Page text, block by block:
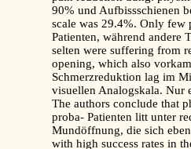
90% und Aufbissschienen
scale was 29.4%. Only few
Patienten, während andere
selten were suffering from
opening, which also
Schmerzreduktion lag im
visuellen Analogskala. Nur
The authors conclude that
proba- Patienten litt unter
Mundöffnung, die sich
with high success rates in